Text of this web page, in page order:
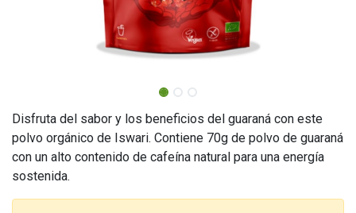
Disfruta del sabor y los beneficios del guaraná con este
polvo orgánico de Iswari. Contiene 70g de polvo de guaraná
con un alto contenido de cafeína natural para una energía
sostenida.